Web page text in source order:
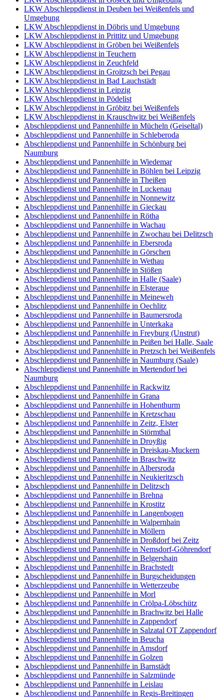
LKW Abschleppdienst in Deuben bei Weißenfels und
Umgebung
LKW Abschleppdienst in Döbris und Umgebung
LKW Abschleppdienst in Prittitz und Umgebung
LKW Abschleppdienst in Gröben bei Weißenfels
LKW Abschleppdienst in Teuchern
LKW Abschleppdienst in Zeuchfeld
LKW Abschleppdienst in Groitzsch bei Pegau
LKW Abschleppdienst in Bad Lauchstädt
LKW Abschleppdienst in Leipzig
LKW Abschleppdienst in Pödelist
LKW Abschleppdienst in Gröbitz bei Weißenfels
LKW Abschleppdienst in Krauschwitz bei Weißenfels
Abschleppdienst und Pannenhilfe in Mücheln (Geiseltal)
Abschleppdienst und Pannenhilfe in Schleberoda
Abschleppdienst und Pannenhilfe in Schönburg bei
Naumburg
Abschleppdienst und Pannenhilfe in Wiedemar
Abschleppdienst und Pannenhilfe in Böhlen bei Leipzig
Abschleppdienst und Pannenhilfe in Theißen
Abschleppdienst und Pannenhilfe in Luckenau
Abschleppdienst und Pannenhilfe in Nonnewitz
Abschleppdienst und Pannenhilfe in Gieckau
Abschleppdienst und Pannenhilfe in Rötha
Abschleppdienst und Pannenhilfe in Wachau
Abschleppdienst und Pannenhilfe in Zwochau bei Delitzsch
Abschleppdienst und Pannenhilfe in Ebersroda
Abschleppdienst und Pannenhilfe in Görschen
Abschleppdienst und Pannenhilfe in Wethau
Abschleppdienst und Pannenhilfe in Stößen
Abschleppdienst und Pannenhilfe in Halle (Saale)
Abschleppdienst und Pannenhilfe in Elsteraue
Abschleppdienst und Pannenhilfe in Meineweh
Abschleppdienst und Pannenhilfe in Oechlitz
Abschleppdienst und Pannenhilfe in Baumersroda
Abschleppdienst und Pannenhilfe in Unterkaka
Abschleppdienst und Pannenhilfe in Freyburg (Unstrut)
Abschleppdienst und Pannenhilfe in Peißen bei Halle, Saale
Abschleppdienst und Pannenhilfe in Pretzsch bei Weißenfels
Abschleppdienst und Pannenhilfe in Naumburg (Saale)
Abschleppdienst und Pannenhilfe in Mertendorf bei
Naumburg
Abschleppdienst und Pannenhilfe in Rackwitz
Abschleppdienst und Pannenhilfe in Grana
Abschleppdienst und Pannenhilfe in Hohenthurm
Abschleppdienst und Pannenhilfe in Kretzschau
Abschleppdienst und Pannenhilfe in Zeitz, Elster
Abschleppdienst und Pannenhilfe in Störmthal
Abschleppdienst und Pannenhilfe in Droyßig
Abschleppdienst und Pannenhilfe in Dreiskau-Muckern
Abschleppdienst und Pannenhilfe in Braschwitz
Abschleppdienst und Pannenhilfe in Albersroda
Abschleppdienst und Pannenhilfe in Neukieritzsch
Abschleppdienst und Pannenhilfe in Delitzsch
Abschleppdienst und Pannenhilfe in Brehna
Abschleppdienst und Pannenhilfe in Krostitz
Abschleppdienst und Pannenhilfe in Langenbogen
Abschleppdienst und Pannenhilfe in Walpernhain
Abschleppdienst und Pannenhilfe in Möllern
Abschleppdienst und Pannenhilfe in Droßdorf bei Zeitz
Abschleppdienst und Pannenhilfe in Nemsdorf-Göhrendorf
Abschleppdienst und Pannenhilfe in Belgershain
Abschleppdienst und Pannenhilfe in Brachstedt
Abschleppdienst und Pannenhilfe in Burgscheidungen
Abschleppdienst und Pannenhilfe in Wetterzeube
Abschleppdienst und Pannenhilfe in Morl
Abschleppdienst und Pannenhilfe in Crölpa-Löbschütz
Abschleppdienst und Pannenhilfe in Brachwitz bei Halle
Abschleppdienst und Pannenhilfe in Zappendorf
Abschleppdienst und Pannenhilfe in Salzatal OT Zappendorf
Abschleppdienst und Pannenhilfe in Beucha
Abschleppdienst und Pannenhilfe in Amsdorf
Abschleppdienst und Pannenhilfe in Golzen
Abschleppdienst und Pannenhilfe in Barnstädt
Abschleppdienst und Pannenhilfe in Salzmünde
Abschleppdienst und Pannenhilfe in Leislau
Abschleppdienst und Pannenhilfe in Regis-Breitingen